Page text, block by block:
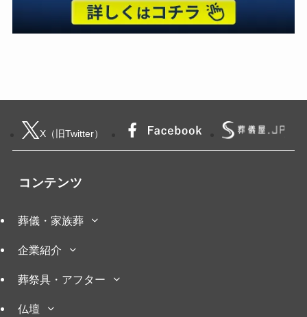
X（旧Twitter）
コンテンツ
葬儀・家族葬
企業紹介
葬祭具・アフター
仏壇